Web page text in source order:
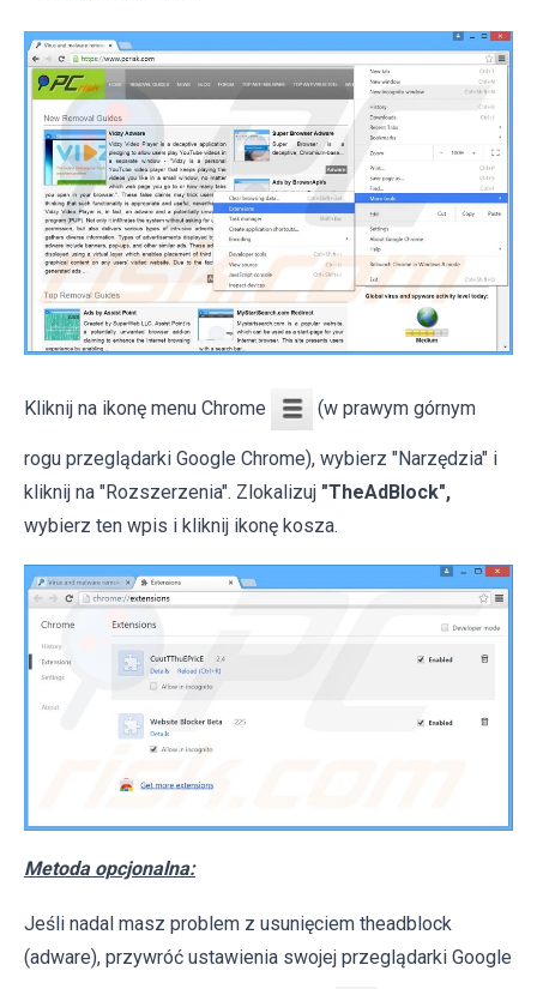
Kliknij na ikonę menu Chrome (w prawym górnym
rogu przeglądarki Google Chrome), wybierz "Narzędzia" i
kliknij na "Rozszerzenia". Zlokalizuj "TheAdBlock",
wybierz ten wpis i kliknij ikonę kosza.
Metoda opcjonalna:
Jeśli nadal masz problem z usunięciem theadblock
(adware), przywróć ustawienia swojej przeglądarki Google